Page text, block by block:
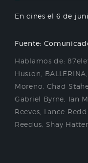
En cines el 6 de
Fuente:
Hablamos de:
Huston
BALLERINA
Moreno Chad
Gabriel Byrne
Ian
Reeves Lance
Reedus Shay